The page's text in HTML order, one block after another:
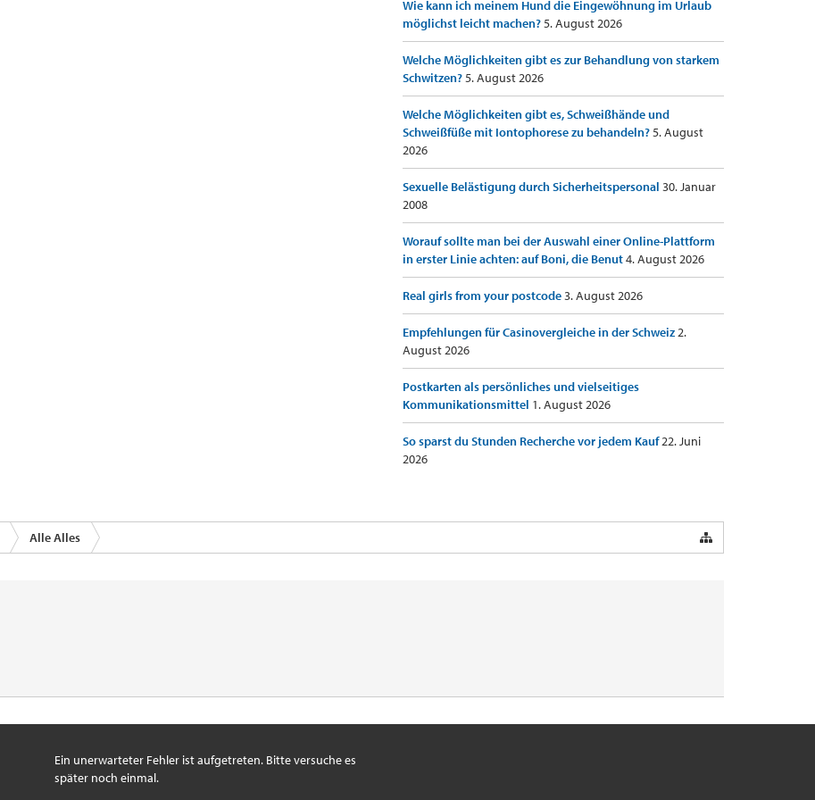
Wie kann ich meinem Hund die Eingewöhnung im Urlaub
möglichst leicht machen?5. August 2026
Welche Möglichkeiten gibt es zur Behandlung von starkem
Schwitzen?5. August 2026
Welche Möglichkeiten gibt es, Schweißhände und
Schweißfüße mit Iontophorese zu behandeln?5. August
2026
Sexuelle Belästigung durch Sicherheitspersonal 30. Januar
2008
Worauf sollte man bei der Auswahl einer Online-Plattform
in erster Linie achten: auf Boni, die Benut4. August 2026
Real girls from your postcode3. August 2026
Empfehlungen für Casinovergleiche in der Schweiz2.
August 2026
Postkarten als persönliches und vielseitiges
Kommunikationsmittel 1. August 2026
So sparst du Stunden Recherche vor jedem Kauf22. Juni
2026
Alle Alles
Ein unerwarteter Fehler ist aufgetreten. Bitte versuche es
später noch einmal.